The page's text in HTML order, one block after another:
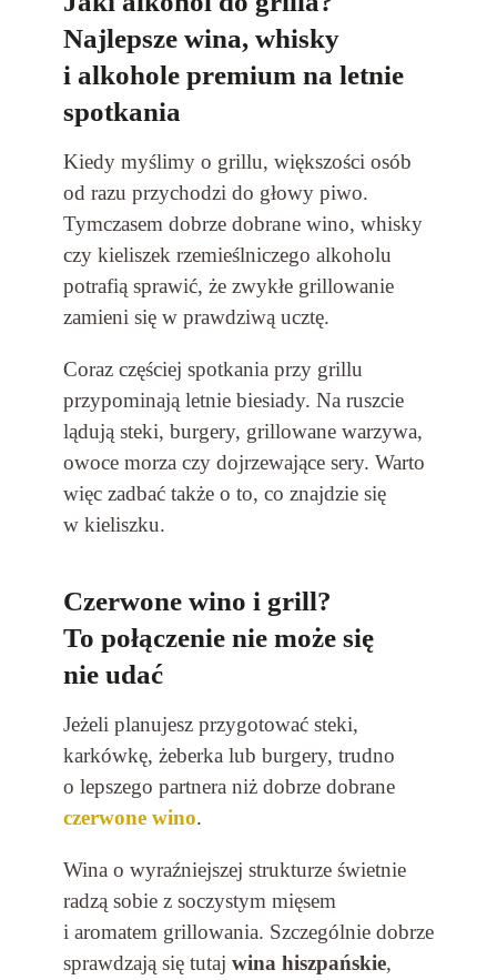
Najlepsze wina, whisky
i alkohole premium na letnie
spotkania
Kiedy myślimy o grillu, większości osób
od razu przychodzi do głowy piwo.
Tymczasem dobrze dobrane wino, whisky
czy kieliszek rzemieślniczego alkoholu
potrafią sprawić, że zwykłe grillowanie
zamieni się w prawdziwą ucztę.
Coraz częściej spotkania przy grillu
przypominają letnie biesiady. Na ruszcie
lądują steki, burgery, grillowane warzywa,
owoce morza czy dojrzewające sery. Warto
więc zadbać także o to, co znajdzie się
w kieliszku.
Czerwone wino i grill?
To połączenie nie może się
nie udać
Jeżeli planujesz przygotować steki,
karkówkę, żeberka lub burgery, trudno
o lepszego partnera niż dobrze dobrane
czerwone wino.
Wina o wyraźniejszej strukturze świetnie
radzą sobie z soczystym mięsem
i aromatem grillowania. Szczególnie dobrze
sprawdzają się tutaj wina hiszpańskie,